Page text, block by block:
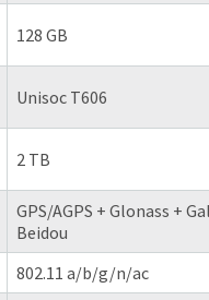
128 GB
Unisoc T606
2 TB
GPS/AGPS + Glonass +
Beidou
802.11 a/b/g/n/ac